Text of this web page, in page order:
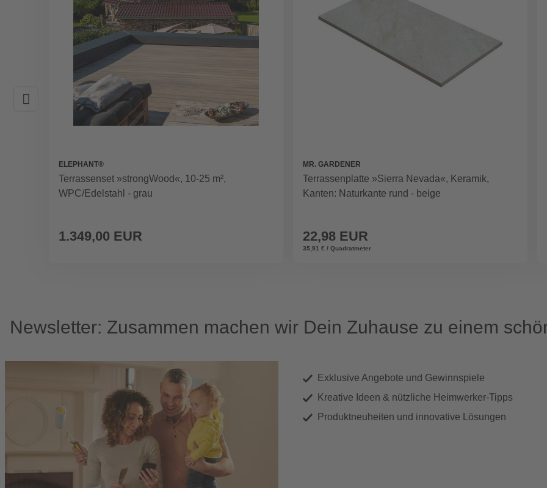
ELEPHANT®
Terrassenset »strongWood«, 10-25 m²,
WPC/Edelstahl - grau
1.349,00 EUR
MR. GARDENER
Terrassenplatte »Sierra Nevada«, Keramik,
Kanten: Naturkante rund - beige
22,98 EUR
35,91 € / Quadratmeter
Newsletter: Zusammen machen wir Dein Zuhause zu einem
Exklusive Angebote und Gewinnspiele
Kreative Ideen & nützliche Heimwerker-Tipps
Produktneuheiten und innovative Lösungen